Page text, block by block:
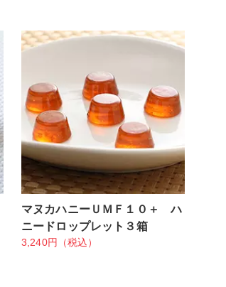
マヌカハニーＵＭＦ１０＋ ハ
ニードロップレット３箱
3,240円（税込）